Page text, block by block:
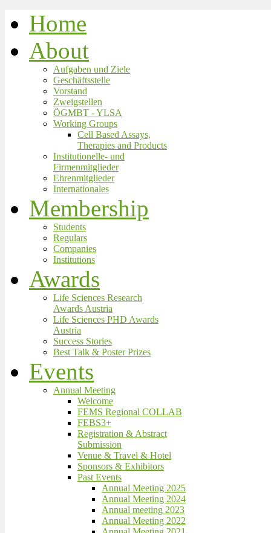
Home
About
Aufgaben und Ziele
Geschäftsstelle
Vorstand
Zweigstellen
ÖGMBT - YLSA
Working Groups
Cell Based Assays,
Therapies and Products
Institutionelle- und
Firmenmitglieder
Ehrenmitglieder
Internationales
Membership
Students
Regulars
Companies
Institutions
Awards
Life Sciences Research
Awards Austria
Life Sciences PHD Awards
Austria
Success Stories
Best Talk & Poster Prizes
Events
Annual Meeting
Welcome
FEMS Regional COLLAB
FEBS3+
Registration & Abstract
Submission
Venue & Travel & Hotel
Sponsors & Exhibitors
Past Events
Annual Meeting 2025
Annual Meeting 2024
Annual meeting 2023
Annual Meeting 2022